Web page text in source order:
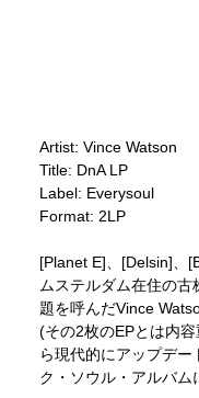
Artist: Vince Watson
Title: DnA LP
Label: Everysoul
Format: 2LP
[Planet E]、[Delsin]、
ムステルダム在住の
題を呼んだVince
(その2枚のEPとは内
ら現代的にアップデ
ク・ソウル・アルバム